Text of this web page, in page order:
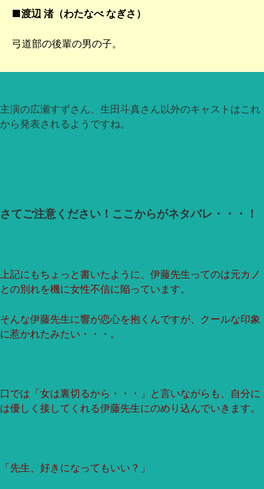
■渡辺 渚（わたなべ なぎさ）
弓道部の後輩の男の子。
主演の広瀬すずさん、生田斗真さん以外のキャストはこれ
から発表されるようですね。
さてご注意ください！ここからがネタバレ・・・！
上記にもちょっと書いたように、伊藤先生ってのは元カノ
との別れを機に女性不信に陥っています。
そんな伊藤先生に響が恋心を抱くんですが、クールな印象
に惹かれたみたい・・・。
口では「女は裏切るから・・・」と言いながらも、自分に
は優しく接してくれる伊藤先生にのめり込んでいきます。
「先生、好きになってもいい？」